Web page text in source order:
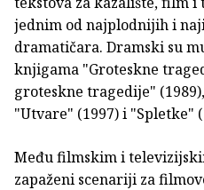
jednim od najplodnijih i
dramatičara. Dramski su
knjigama "Groteskne
groteskne tragedije"
"Utvare" (1997) i "Spletke"
Među filmskim i
zapaženi scenariji za